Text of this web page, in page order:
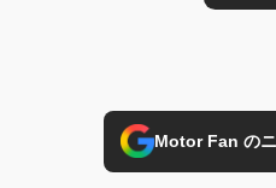
Motor Fan の